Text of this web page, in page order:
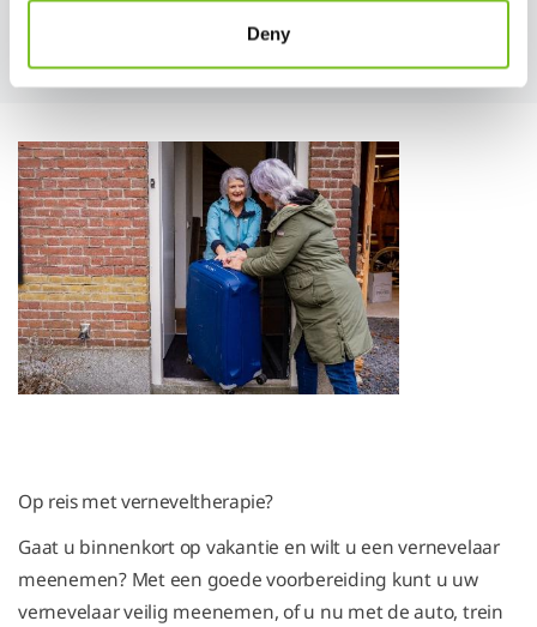
Deny
Op reis met verneveltherapie?
Gaat u binnenkort op vakantie en wilt u een vernevelaar
meenemen? Met een goede voorbereiding kunt u uw
vernevelaar veilig meenemen, of u nu met de auto, trein